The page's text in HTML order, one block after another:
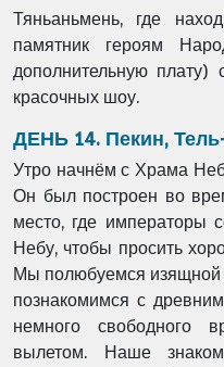
Тяньаньмень, где
памятник героям
дополнительную плату)
красочных шоу.
ДЕНЬ 14. Пекин,
Утро начнём с Храма
Он был построен во
место, где императоры
Небу, чтобы просить
Мы полюбуемся изящной
познакомимся с
немного свободного
вылетом. Наше